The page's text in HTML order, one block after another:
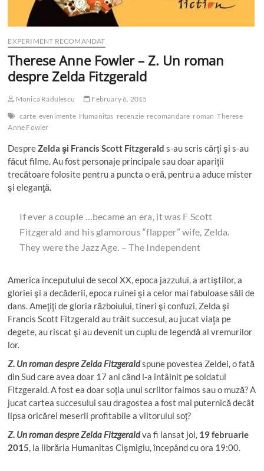
EXPERIMENT RECOMANDAT
Therese Anne Fowler – Z. Un roman
despre Zelda Fitzgerald
Monica Radulescu
February 6, 2015
carte evenimente Humanitas recenzie recomandare roman Therese
Anne Fowler
DespreZelda şi Francis Scott Fitzgerald s-au scris cărţi şi s-au
făcut filme. Au fost personaje principale sau doar apariţii
trecătoare folosite pentru a puncta o eră, pentru a aduce mister
şi eleganţă.
If ever a couple …became an era, it was F Scott
Fitzgerald and his glamorous “flapper” wife, Zelda.
They were the Jazz Age. – The Independent
America începutului de secol XX, epoca jazzului, a artiştilor, a
gloriei şi a decăderii, epoca ruinei şi a celor mai fabuloase săli de
dans. Ameţiţi de gloria războiului, tineri şi confuzi, Zelda şi
Francis Scott Fitzgerald au trăit succesul, au jucat viaţa pe
degete, au riscat şi au devenit un cuplu de legendă al vremurilor
lor.
Z. Un roman despre Zelda Fitzgeraldspune povestea Zeldei, o fată
din Sud care avea doar 17 ani când l-a întâlnit pe soldatul
Fitzgerald. A fost ea doar soţia unui scriitor faimos sau o muză? A
jucat cartea succesului sau dragostea a fost mai puternică decât
lipsa oricărei meserii profitabile a viitorului soţ?
Z. Un roman despre Zelda Fitzgeraldva fi lansat joi, 19 februarie
2015, la librăria Humanitas Cişmigiu, începând cu ora 19:00.